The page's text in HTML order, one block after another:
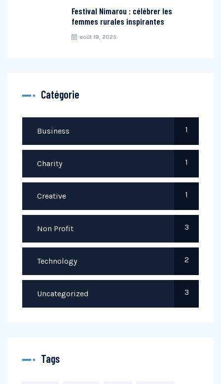
Festival Nimarou : célébrer les
femmes rurales inspirantes
août 19, 2025
Catégorie
Business 1
Charity 1
Creative 1
Non Profit 3
Technology 2
Uncategorized 3
Tags